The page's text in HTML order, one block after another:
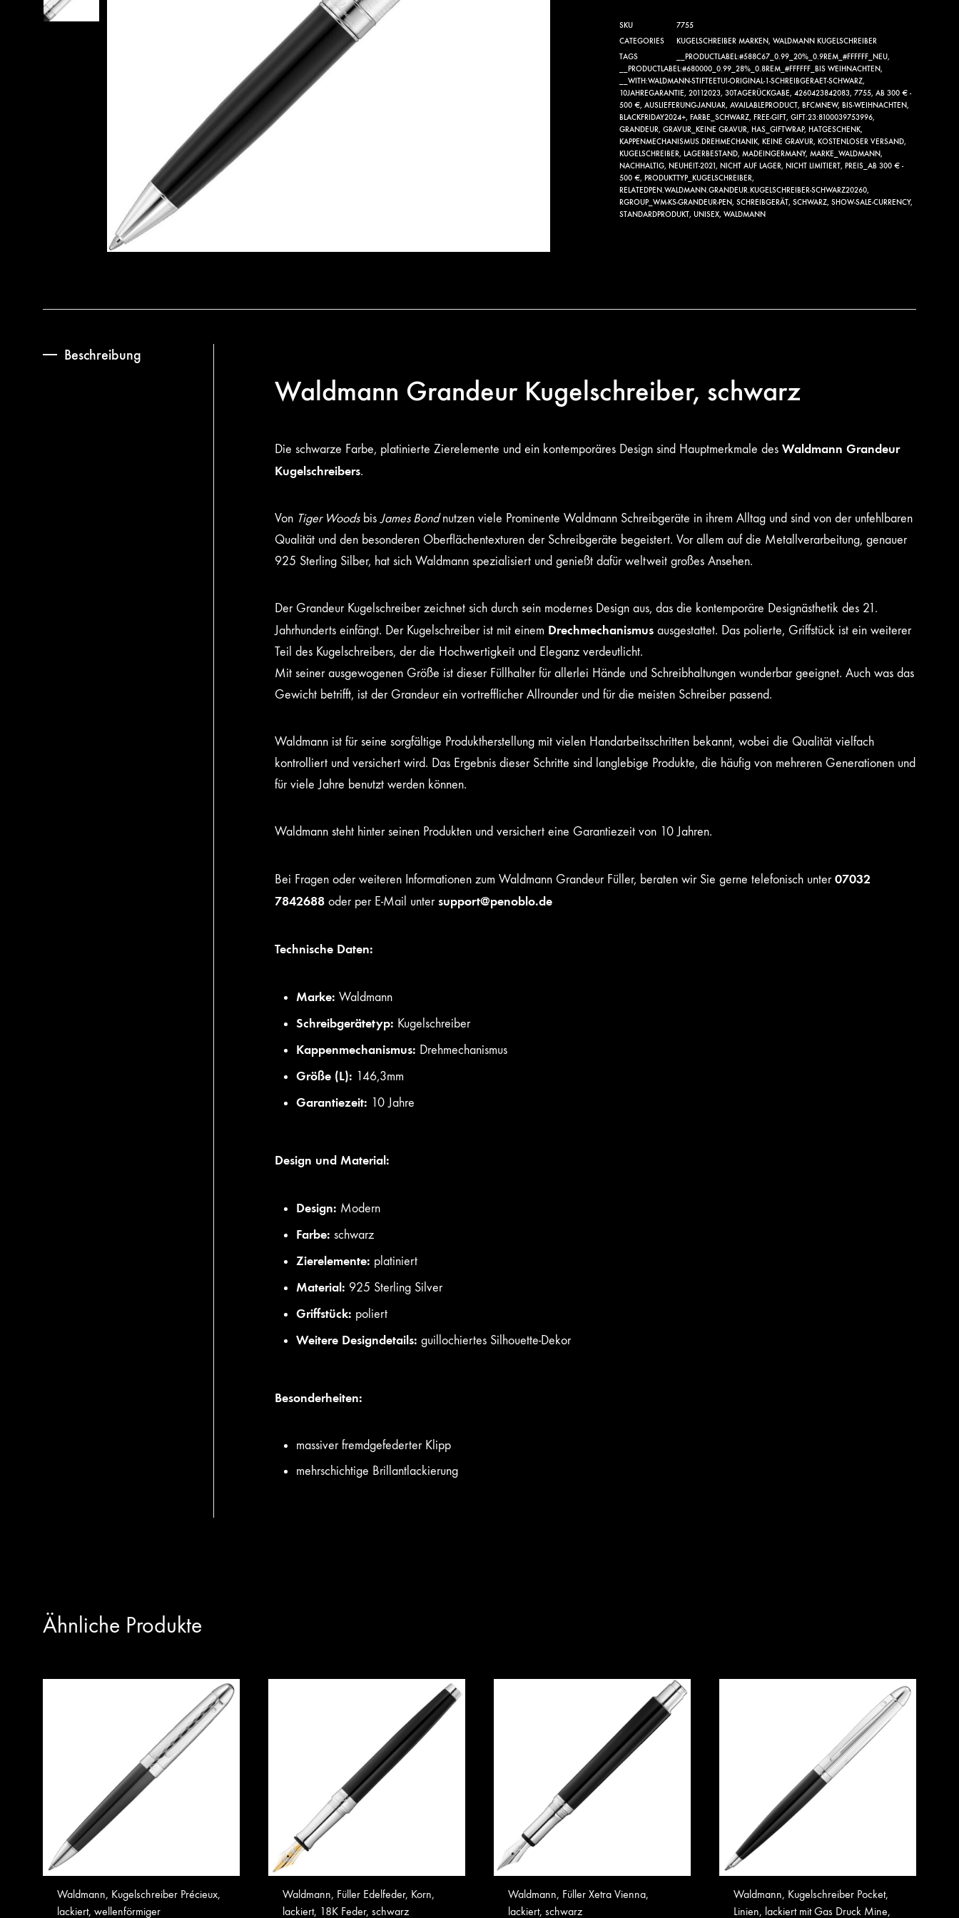
SKU
7755
CATEGORIES
KUGELSCHREIBER MARKEN, WALDMANN KUGELSCHREIBER
TAGS
__PRODUCTLABEL:#588C67_0.99_20%_0.9REM_#FFFFFF_NEU,
__PRODUCTLABEL:#680000_0.99_28%_0.8REM_#FFFFFF_BIS WEIHNACHTEN,
__WITH:WALDMANN-STIFTEETUI-ORIGINAL-1-SCHREIBGERAET-SCHWARZ,
10JAHREGARANTIE, 20112023, 30TAGERÜCKGABE, 4260423842083, 7755, AB 300 € -
500 €, AUSLIEFERUNG-JANUAR, AVAILABLEPRODUCT, BFCMNEW, BIS-WEIHNACHTEN,
BLACKFRIDAY2024+, FARBE_SCHWARZ, FREE-GIFT, GIFT:23:8100039753996,
GRANDEUR, GRAVUR_KEINE GRAVUR, HAS_GIFTWRAP, HATGESCHENK,
KAPPENMECHANISMUS.DREHMECHANIK, KEINE GRAVUR, KOSTENLOSER VERSAND,
KUGELSCHREIBER, LAGERBESTAND, MADEINGERMANY, MARKE_WALDMANN,
NACHHALTIG, NEUHEIT-2021, NICHT AUF LAGER, NICHT LIMITIERT, PREIS_AB 300 € -
500 €, PRODUKTTYP_KUGELSCHREIBER,
RELATEDPEN.WALDMANN.GRANDEUR.KUGELSCHREIBER-SCHWARZ20260,
RGROUP_WM-KS-GRANDEUR-PEN, SCHREIBGERÄT, SCHWARZ, SHOW-SALE-CURRENCY,
STANDARDPRODUKT, UNISEX, WALDMANN
Beschreibung
Waldmann Grandeur Kugelschreiber, schwarz
Die schwarze Farbe, platinierte Zierelemente und ein kontemporäres Design sind Hauptmerkmale des Waldmann Grandeur
Kugelschreibers.
Von Tiger WoodsbisJames Bondnutzen viele Prominente Waldmann Schreibgeräte in ihrem Alltag und sind von der unfehlbaren
Qualität und den besonderen Oberflächentexturen der Schreibgeräte begeistert. Vor allem auf die Metallverarbeitung, genauer
925 Sterling Silber, hat sich Waldmann spezialisiert und genießt dafür weltweit großes Ansehen.
Der Grandeur Kugelschreiber zeichnet sich durch sein modernes Design aus, das die kontemporäre Designästhetik des 21.
Jahrhunderts einfängt. Der Kugelschreiber ist mit einem Drechmechanismus ausgestattet. Das polierte, Griffstück ist ein weiterer
Teil des Kugelschreibers, der die Hochwertigkeit und Eleganz verdeutlicht.
Mit seiner ausgewogenen Größe ist dieser Füllhalter für allerlei Hände und Schreibhaltungen wunderbar geeignet. Auch was das
Gewicht betrifft, ist der Grandeur ein vortrefflicher Allrounder und für die meisten Schreiber passend.
Waldmann ist für seine sorgfältige Produktherstellung mit vielen Handarbeitsschritten bekannt, wobei die Qualität vielfach
kontrolliert und versichert wird. Das Ergebnis dieser Schritte sind langlebige Produkte, die häufig von mehreren Generationen und
für viele Jahre benutzt werden können.
Waldmann steht hinter seinen Produkten und versichert eine Garantiezeit von 10 Jahren.
Bei Fragen oder weiteren Informationen zum Waldmann Grandeur Füller, beraten wir Sie gerne telefonisch unter07032
7842688 oder per E-Mail untersupport@penoblo.de
Technische Daten:
Marke: Waldmann
Schreibgerätetyp: Kugelschreiber
Kappenmechanismus: Drehmechanismus
Größe (L): 146,3mm
Garantiezeit: 10 Jahre
Design und Material:
Design: Modern
Farbe: schwarz
Zierelemente: platiniert
Material: 925 Sterling Silver
Griffstück: poliert
Weitere Designdetails: guillochiertes Silhouette-Dekor
Besonderheiten:
massiver fremdgefederter Klipp
mehrschichtige Brillantlackierung
Ähnliche Produkte
Waldmann, Kugelschreiber Précieux,
lackiert, wellenförmiger
Waldmann, Füller Edelfeder, Korn,
lackiert, 18K Feder, schwarz
Waldmann, Füller Xetra Vienna,
lackiert, schwarz
Waldmann, Kugelschreiber Pocket,
Linien, lackiert mit Gas Druck Mine,